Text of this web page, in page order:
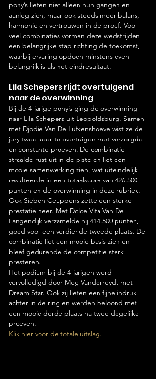
pony’s lieten niet alleen hun gangen en
aanleg zien, maar ook steeds meer balans,
harmonie en vertrouwen in de proef. Voor
veel combinaties vormen deze wedstrijden
een belangrijke stap richting de toekomst,
waarbij ervaring opdoen minstens even
belangrijk is als het eindresultaat.
Lila Schepers rijdt overtuigend
naar de overwinning.
Bij de 4-jarige pony’s ging de overwinning
naar Lila Schepers uit Leopoldsburg. Samen
met Djodie Van De Lufkenshoeve wist ze de
jury twee keer te overtuigen met verzorgde
en constante proeven. De combinatie
straalde rust uit in de piste en liet een
mooie samenwerking zien, wat uiteindelijk
resulteerde in een totaalscore van 426.500
punten en de overwinning in deze rubriek.
Ook Sieben Ceuppens zette een sterke
prestatie neer. Met Dolce Vita Van De
Langendijk verzamelde hij 414.500 punten,
goed voor een verdiende tweede plaats. De
combinatie liet een mooie basis zien en
bleef gedurende de competitie sterk
presteren.
Het podium bij de 4-jarigen werd
vervolledigd door Meg Vanderreydt met
Dream Star. Ook zij lieten een fijne indruk
achter in de ring en werden beloond met
een mooie derde plaats na twee degelijke
proeven.
Klik hier voor de totale uitslag.